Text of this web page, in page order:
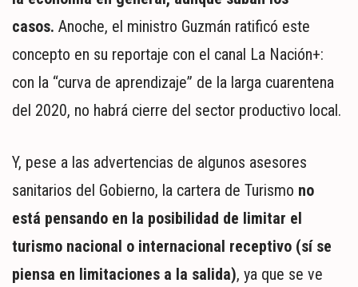
casos. Anoche, el ministro Guzmán ratificó este
concepto en su reportaje con el canal La Nación+:
con la “curva de aprendizaje” de la larga cuarentena
del 2020, no habrá cierre del sector productivo local.
Y, pese a las advertencias de algunos asesores
sanitarios del Gobierno, la cartera de Turismo no
está pensando en la posibilidad de limitar el
turismo nacional o internacional receptivo (sí se
piensa en limitaciones a la salida), ya que se ve